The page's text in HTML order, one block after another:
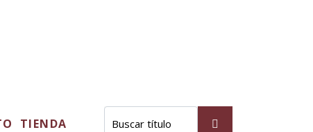
TIENDA